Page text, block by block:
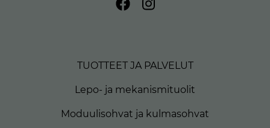
TUOTTEET JA PALVELUT
Lepo- ja mekanismituolit
Moduulisohvat ja kulmasohvat